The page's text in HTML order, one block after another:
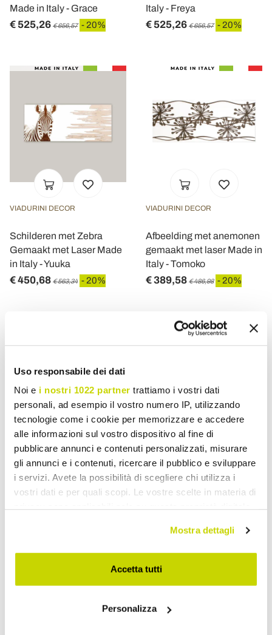
Uso responsabile dei dati
Noi e i nostri 1022 partner trattiamo i vostri dati
personali, ad esempio il vostro numero IP, utilizzando
tecnologie come i cookie per memorizzare e accedere
alle informazioni sul vostro dispositivo al fine di
pubblicare annunci e contenuti personalizzati, misurare
gli annunci e i contenuti, ricercare il pubblico e sviluppare
i servizi. Avete la possibilità di scegliere chi utilizza i
vostri dati e per quali scopi. Le vostre scelte in materia di
modificare o revocare il proprio consenso in qualsiasi
momento dalla Dichiarazione sui cookie o facendo clic
sull'icona di attivazione della privacy.
raccogliere informazioni sulla tua posizione
Mostra dettagli
Accetta tutti
Personalizza
Made in Italy - Grace
€ 525,26 € 656,57 - 20%
Italy - Freya
€ 525,26 € 656,57 - 20%
VIADURINI DECOR
Schilderen met Zebra
Gemaakt met Laser Made
in Italy - Yuuka
€ 450,68 € 563,34 - 20%
VIADURINI DECOR
Afbeelding met anemonen
gemaakt met laser Made in
Italy - Tomoko
€ 389,58 € 486,98 - 20%
VIADURINI DECOR
Foto gemaakt met laser
VIADURINI DECOR
Schilderij met tropisch
€ 389,58 - 20%